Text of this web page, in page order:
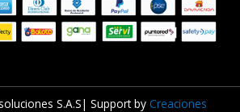
S.A.S| Support by Creaciones